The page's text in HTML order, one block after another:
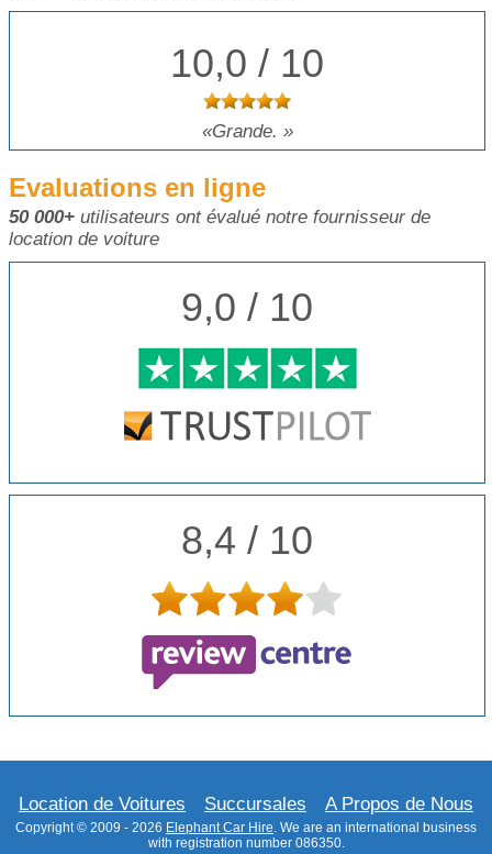
10,0 / 10
Grande.
Evaluations en ligne
50 000+ utilisateurs ont évalué notre fournisseur de
location de voiture
9,0 / 10
8,4 / 10
Location de Voitures Succursales A Propos de Nous
Copyright © 2009 - 2026 Elephant Car Hire . We are an international business
with registration number 086350.